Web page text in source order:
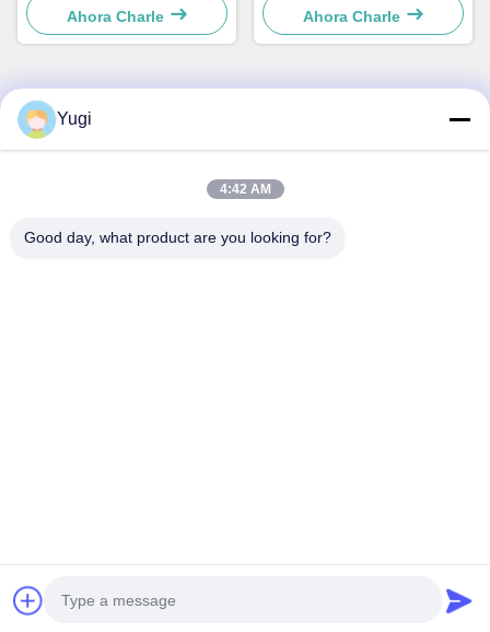
de cajero automático
Hardware plástico C
4450759179
Ahora Charle
Ahora Charle
Contacto Rápido
Xingye EastRoad, Parque industrial comunitario Shunjiang,
2026 Guangzhou Yinsu Electronic Technology Co., Limited .
Todos los derechos reservados.
Yugi
4:42 AM
Good day, what product are you looking for?